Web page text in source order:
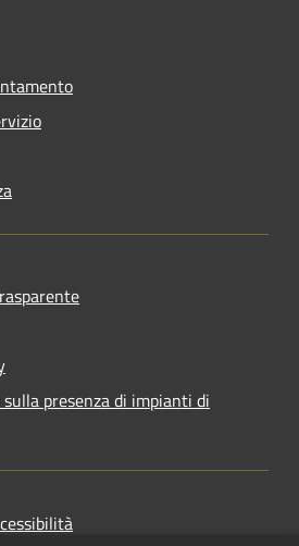
presenza di impianti di